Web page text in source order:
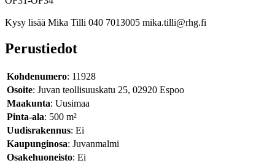
Kysy lisää Mika Tilli 040 7013005 mika.tilli@rhg.fi
Perustiedot
Kohdenumero: 11928
Osoite: Juvan teollisuuskatu 25, 02920 Espoo
Maakunta: Uusimaa
Pinta-ala: 500 m²
Uudisrakennus: Ei
Kaupunginosa: Juvanmalmi
Osakehuoneisto: Ei